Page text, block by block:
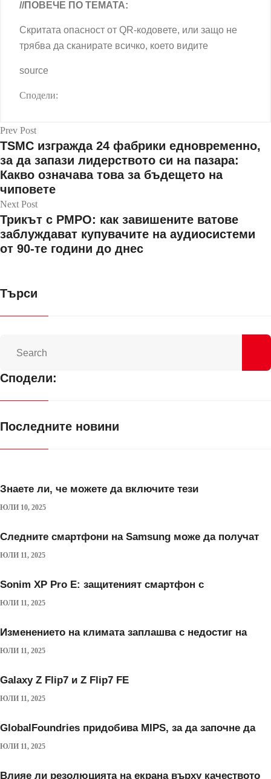
//ПОВЕЧЕ ПО ТЕМАТА:
Скритата опасност от QR-кодовете, или защо не
трябва да сканирате всичко, което видите
source
Сподели:
Prev Post
TSMC изгражда 24 фабрики едновременно,
за да запази лидерството си на пазара:
Какво означава това за бъдещето на
чиповете
Next Post
Трикът с PMPO: как завишените ватове
заблуждават купувачите на аудиосистеми
от 90-те години до днес
Търси
Сподели:
Последните новини
Знаете ли, че можете да включите тези
ЮЛИ 10, 2025
Следните смартфони на Samsung може да получат
ЮЛИ 11, 2025
Sonim XP Pro E: защитеният смартфон с
ЮЛИ 11, 2025
Изменението на климата заплашва с недостиг на
ЮЛИ 11, 2025
Galaxy Z Flip7 и Z Flip7 FE
ЮЛИ 11, 2025
GlobalFoundries придобива MIPS, за да започне да
ЮЛИ 11, 2025
Влияе ли резолюцията на екрана върху качеството